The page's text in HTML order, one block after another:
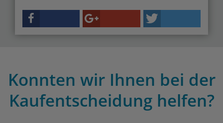
Konnten wir Ihnen bei der
Kaufentscheidung helfen?